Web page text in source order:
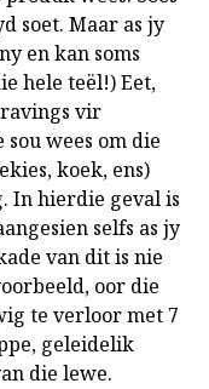
soet. Maar as jy
en kan soms
hele teël!) Eet,
vir
wees om die
koek, ens)
In hierdie geval is
selfs as jy
van dit is nie
oor die
te verloor met 7
geleidelik
die lewe.